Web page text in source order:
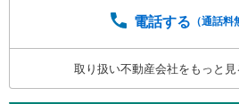
せて頂きます。各店舗ではキ
8:00（定休日火・水曜日※店舗
内も可能ですので、どうぞお気
い！
電話する （通話料
取り扱い不動産会社をもっと見